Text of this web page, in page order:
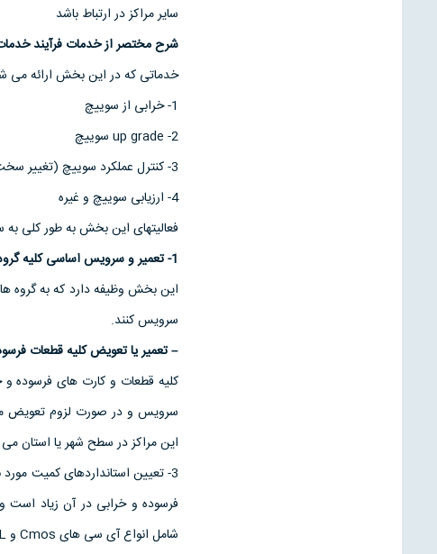
ساير مراکز در ارتباط باشد
شرح مختصر از خدمات فرآيند
خدماتی که در اين بخش ارائه می
1- خرابی از سوييچ
2- up grade سوييچ
3- کنترل عملکرد سوييچ (تغيير سخت افزار و نرم افزار)
4- ارزيابی سوييچ و غيره
فعاليتهای اين بخش به طور کلی
1- تعمير و سرويس اساسی کليه گروه های سالن يک مرکز
اين بخش وظيفه دارد که به گروه
سرويس کنند.
– تعمير يا تعويض کليه قطعات
کليه قطعات و کارت های فرسوده
سرويس و در صورت لزوم تعويض
اين مراکز در سطح شهر يا استان
3- تعيين استانداردهای کميت
فرسوده و خرابی در آن زياد